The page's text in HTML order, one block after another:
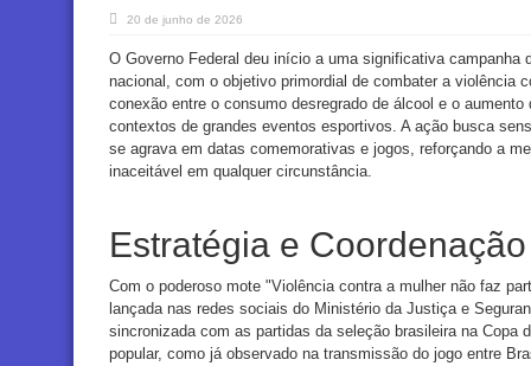
20 de junho de 2026
O Governo Federal deu início a uma significativa campanha
nacional, com o objetivo primordial de combater a violência
conexão entre o consumo desregrado de álcool e o
contextos de grandes eventos esportivos. A ação busca
se agrava em datas comemorativas e jogos, reforçando a
inaceitável em qualquer circunstância.
Estratégia e
Com o poderoso mote "Violência contra a mulher não faz
lançada nas redes sociais do Ministério da Justiça e
sincronizada com as partidas da seleção brasileira na Copa
popular, como já observado na transmissão do jogo entre